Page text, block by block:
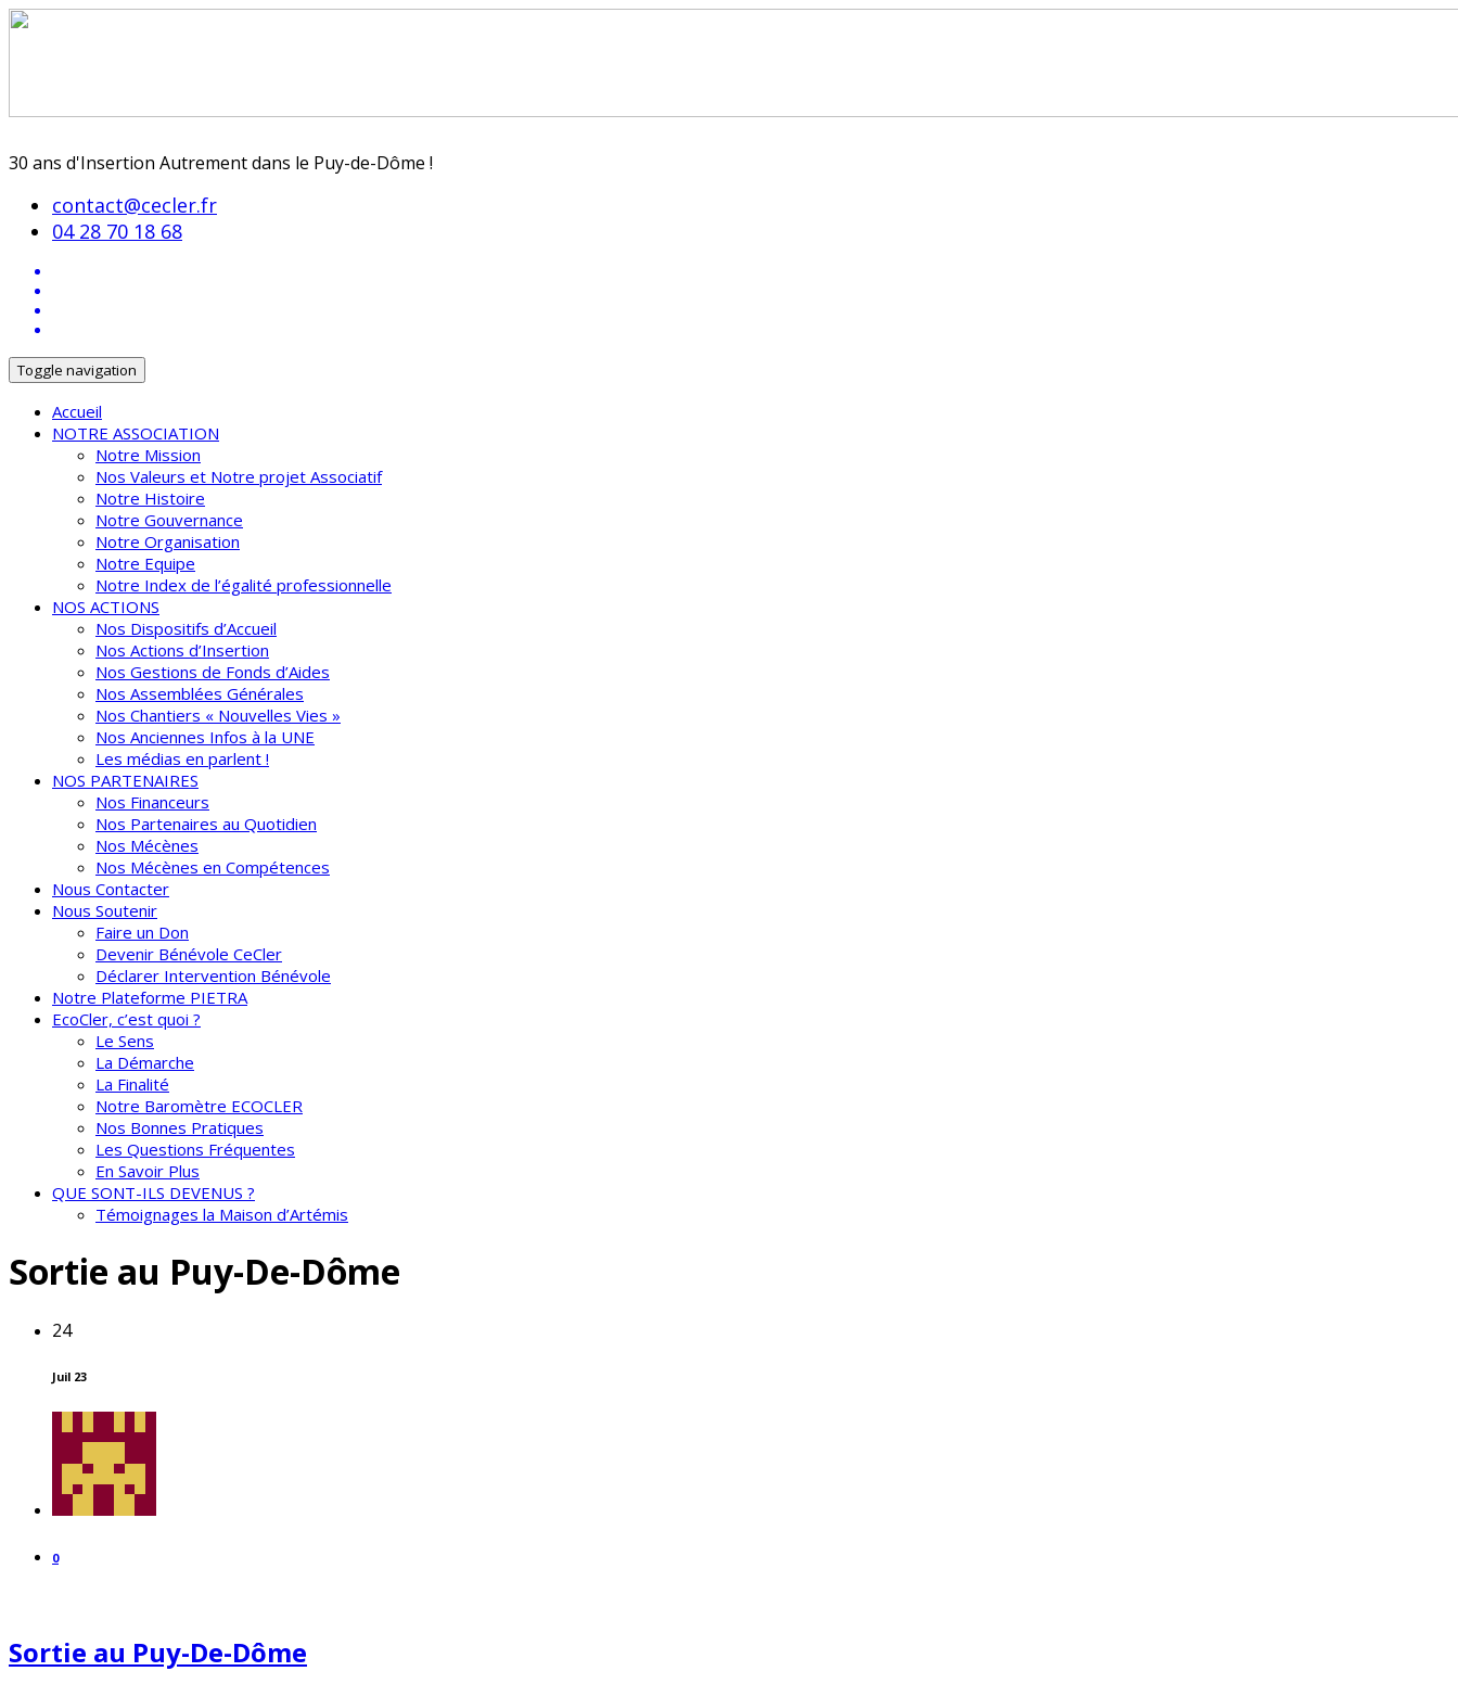
30 ans d'Insertion Autrement dans le Puy-de-Dôme !
contact@cecler.fr
04 28 70 18 68
Toggle navigation
Accueil
NOTRE ASSOCIATION
Notre Mission
Nos Valeurs et Notre projet Associatif
Notre Histoire
Notre Gouvernance
Notre Organisation
Notre Equipe
Notre Index de l’égalité professionnelle
NOS ACTIONS
Nos Dispositifs d’Accueil
Nos Actions d’Insertion
Nos Gestions de Fonds d’Aides
Nos Assemblées Générales
Nos Chantiers « Nouvelles Vies »
Nos Anciennes Infos à la UNE
Les médias en parlent !
NOS PARTENAIRES
Nos Financeurs
Nos Partenaires au Quotidien
Nos Mécènes
Nos Mécènes en Compétences
Nous Contacter
Nous Soutenir
Faire un Don
Devenir Bénévole CeCler
Déclarer Intervention Bénévole
Notre Plateforme PIETRA
EcoCler, c’est quoi ?
Le Sens
La Démarche
La Finalité
Notre Baromètre ECOCLER
Nos Bonnes Pratiques
Les Questions Fréquentes
En Savoir Plus
QUE SONT-ILS DEVENUS ?
Témoignages la Maison d’Artémis
Sortie au Puy-De-Dôme
24
Juil 23
0
Sortie au Puy-De-Dôme